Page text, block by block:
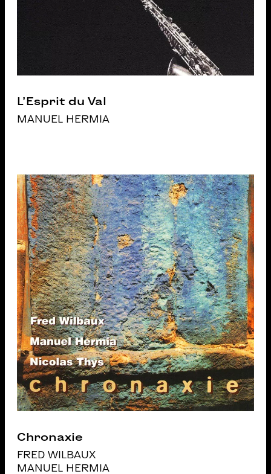
L’Esprit du Val
MANUEL HERMIA
Chronaxie
FRED WILBAUX
MANUEL HERMIA